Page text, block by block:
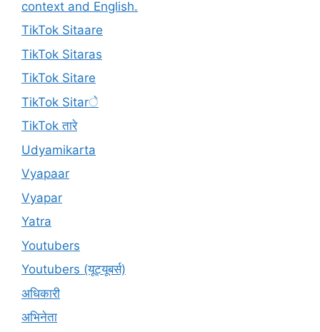
context and English.
TikTok Sitaare
TikTok Sitaras
TikTok Sitare
TikTok Sitarे
TikTok तारे
Udyamikarta
Vyapaar
Vyapar
Yatra
Youtubers
Youtubers (यूट्यूबर्स)
अधिकारी
अभिनेता